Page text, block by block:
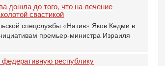
дошла до того, что на лечение
свастикой
спецслужбы «Натив» Яков Кедми в
премьер-министра Израиля
республику